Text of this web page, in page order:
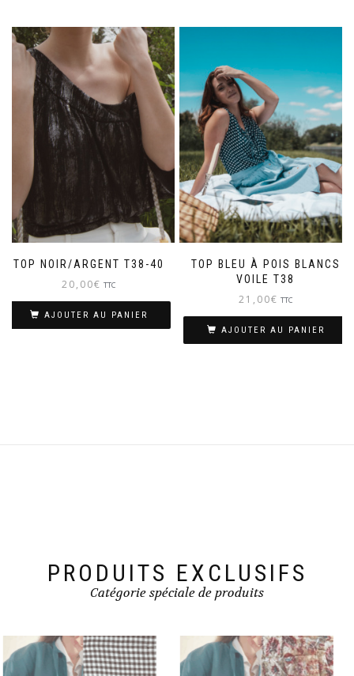
TOP NOIR/ARGENT T38-40
20,00€ TTC
AJOUTER AU PANIER
TOP BLEU À POIS BLANCS
VOILE T38
21,00€ TTC
AJOUTER AU PANIER
PRODUITS EXCLUSIFS
Catégorie spéciale de produits